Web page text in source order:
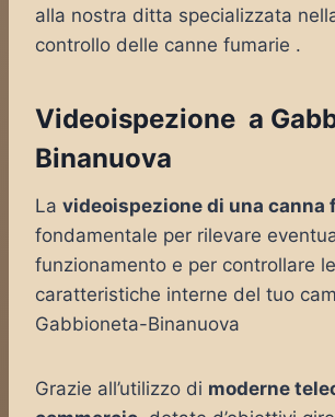
alla nostra ditta specializzata
controllo delle canne fumarie .
Videoispezione a
Binanuova
La videoispezione di una canna
fondamentale per rilevare
funzionamento e per controllare le
caratteristiche interne del tuo
Gabbioneta-Binanuova
Grazie all’utilizzo di moderne